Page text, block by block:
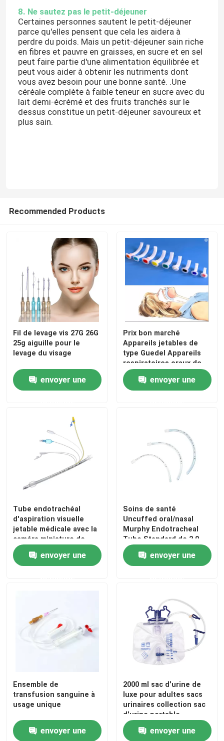
8. Ne sautez pas le petit-déjeuner
Certaines personnes sautent le petit-déjeuner
parce qu'elles pensent que cela les aidera à
perdre du poids. Mais un petit-déjeuner sain riche
en fibres et pauvre en graisses, en sucre et en sel
peut faire partie d'une alimentation équilibrée et
peut vous aider à obtenir les nutriments dont
vous avez besoin pour une bonne santé. .Une
céréale complète à faible teneur en sucre avec du
lait demi-écrémé et des fruits tranchés sur le
dessus constitue un petit-déjeuner savoureux et
plus sain.
Recommended Products
Fil de levage vis 27G 26G
25g aiguille pour le
levage du visage
envoyer une
Prix bon marché
Appareils jetables de
type Guedel Appareils
respiratoires oraux de
différentes tailles
Appareils respiratoires
oropharynges
envoyer une
Tube endotrachéal
d'aspiration visuelle
jetable médicale avec la
caméra miniature de
contrôle continu
envoyer une
Soins de santé
Uncuffed oral/nasal
Murphy Endotracheal
Tube Standard de 2.0-
10.0mm
envoyer une
Ensemble de
transfusion sanguine à
usage unique
envoyer une
2000 ml sac d'urine de
luxe pour adultes sacs
urinaires collection sac
d'urine portable
envoyer une